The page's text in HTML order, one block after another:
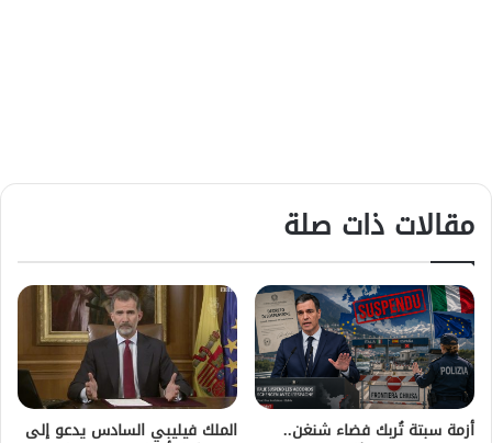
مقالات ذات صلة
أزمة سبتة تُربك فضاء شنغن.. الملك فيليبي السادس يدعو إلى